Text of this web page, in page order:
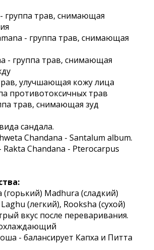
группа трав, снимающая
- группа трав, снимающая
- группа трав, снимающая
улучшающая кожу лица
противотоксичных трав
трав, снимающая зуд
сандала.
Chandana - Santalum album.
Rakta Chandana - Pterocarpus
(горький) Madhura (сладкий)
(легкий), Rooksha (сухой)
вкус после переваривания.
- балансирует Капха и Питта